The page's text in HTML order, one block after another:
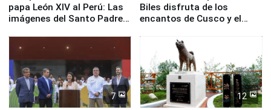
papa León XIV al Perú: Las
imágenes del Santo Padre
Biles disfruta de los
encantos de Cusco y el
7 12